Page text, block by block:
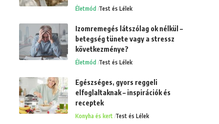
Életmód Test és Lélek
Izomremegés látszólag ok nélkül –
betegség tünete vagy a stressz
következménye?
Életmód Test és Lélek
Egészséges, gyors reggeli
elfoglaltaknak – inspirációk és
receptek
Konyha és kert Test és Lélek